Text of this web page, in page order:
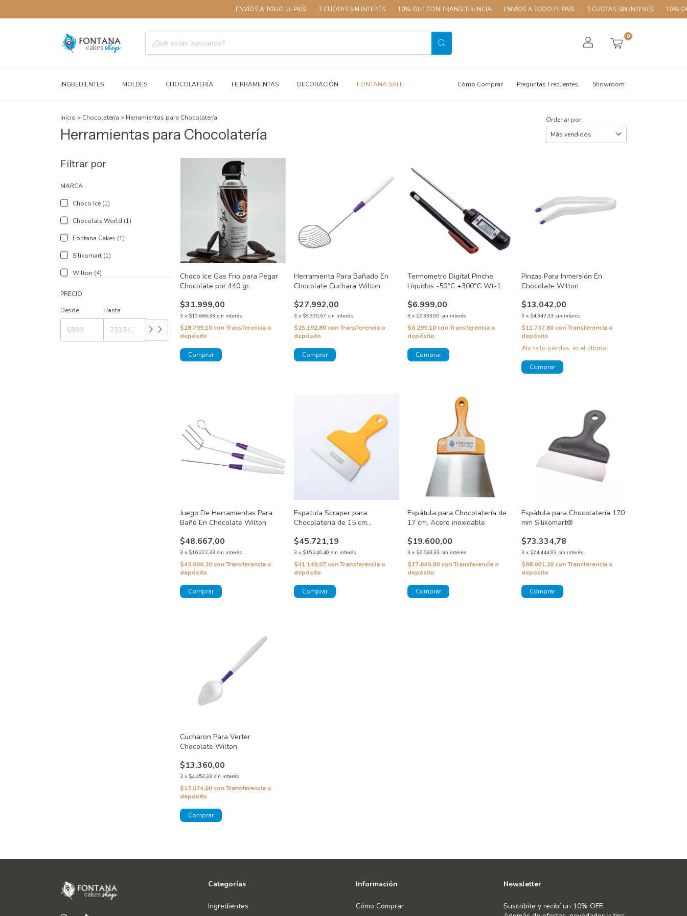
ENVÍOS A TODO EL PAÍS 3 CUOTAS SIN INTERÉS 10% OFF CON TRANSFERENCIA ENVÍOS A TODO EL PAÍS 3 CUOTAS SIN INTERÉS 10% OFF CON
0
INGREDIENTES MOLDES CHOCOLATERÍA HERRAMIENTAS DECORACIÓN FONTANA SALE Cómo Comprar Preguntas Frecuentes Showroom
Inicio > Chocolatería > Herramientas para Chocolatería
Herramientas para Chocolatería
Ordenar por
Filtrar por
MARCA
Choco Ice (1)
Chocolate World (1)
Fontana Cakes (1)
Silikomart (1)
Wilton (4)
PRECIO
Desde
Hasta
Choco Ice Gas Frio para Pegar
Chocolate por 440 gr.
$31.999,00
3 x $10.666,33 sin interés
$28.799,10 con Transferencia o
depósito
Herramienta Para Bañado En
Chocolate Cuchara Wilton
$27.992,00
3 x $9.330,67 sin interés
$25.192,80 con Transferencia o
depósito
Termometro Digital Pinche
Líquidos -50°C +300°C Wt-1
$6.999,00
3 x $2.333,00 sin interés
$6.299,10 conTransferencia o
depósito
Pinzas Para Inmersión En
Chocolate Wilton
$13.042,00
3 x $4.347,33 sin interés
$11.737,80 con Transferencia o
depósito
¡No te lo pierdas, es el último!
Juego De Herramientas Para
Baño En Chocolate Wilton
$48.667,00
3 x $16.222,33 sin interés
$43.800,30 con Transferencia o
depósito
Espatula Scraper para
Chocolateria de 15 cm
$45.721,19
3 x $15.240,40 sin interés
$41.149,07 con Transferencia o
depósito
Espátula para Chocolatería de
17 cm. Acero inoxidable
$19.600,00
3 x $6.533,33 sin interés
$17.640,00 conTransferencia o
depósito
Espátula para Chocolatería 170
mm Silikomart®
$73.334,78
3 x $24.444,93 sin interés
$66.001,30 con Transferencia o
depósito
Cucharon Para Verter
Chocolate Wilton
$13.360,00
3 x $4.453,33 sin interés
$12.024,00 con Transferencia o
depósito
Categorías
Ingredientes
Información
Cómo Comprar
Newsletter
Suscribite y recibí un 10% OFF.